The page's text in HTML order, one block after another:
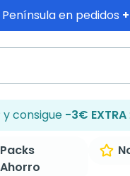
en pedidos
consigue -3€ EXTRA:
Packs
Ahorro